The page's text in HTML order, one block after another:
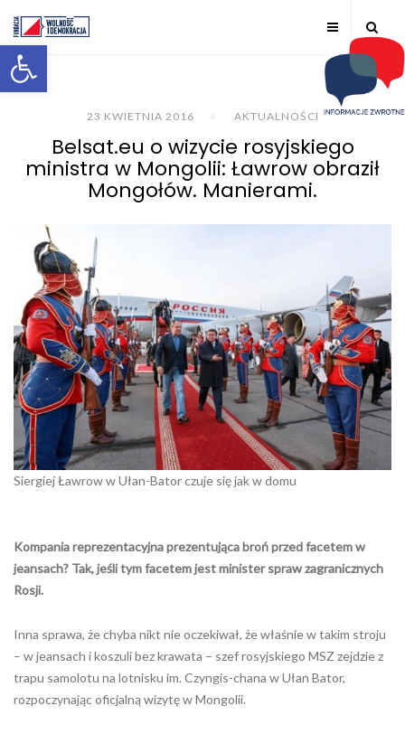
Otwórz pasek narzędzi
23 KWIETNIA 2016 AKTUALNOŚCI
Belsat.eu o wizycie rosyjskiego
ministra w Mongolii: Ławrow obraził
Mongołów. Manierami.
Siergiej Ławrow w Ułan-Bator czuje się jak w domu
Kompania reprezentacyjna prezentująca broń przed facetem w
jeansach? Tak, jeśli tym facetem jest minister spraw zagranicznych
Rosji.
Inna sprawa, że chyba nikt nie oczekiwał, że właśnie w takim stroju
– w jeansach i koszuli bez krawata – szef rosyjskiego MSZ zejdzie z
trapu samolotu na lotnisku im. Czyngis-chana w Ułan Bator,
rozpoczynając oficjalną wizytę w Mongolii.